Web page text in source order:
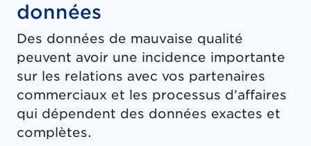
données
Des données de mauvaise qualité
peuvent avoir une incidence importante
sur les relations avec vos partenaires
commerciaux et les processus d’affaires
qui dépendent des données exactes et
complètes.